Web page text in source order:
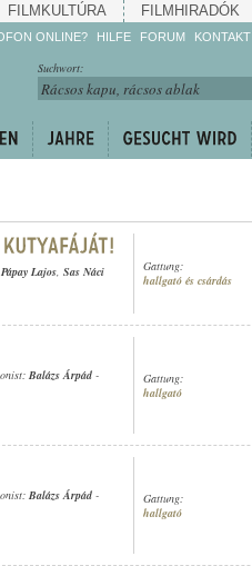
FILMKULTÚRA FILMHIRADÓK
ONLINE? HILFE
Machen Sie mit!
Reden Sie mit!
weiter!
FORUM KONTAKT
Suchwort:
Pápay Lajos, Sas Náci
Gattung:
hallgató és csárdás
Balázs Árpád -
Gattung:
hallgató
Balázs Árpád -
Gattung:
hallgató